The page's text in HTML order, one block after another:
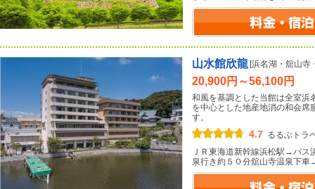
山水館欣龍 [浜名湖・舘山寺
20,900円～56,100円
和風を基調とした当館は全室浜
を中心とした地産地消の和会席
す。
4.7 るるぶトラ
ＪＲ東海道新幹線浜松駅→バス
泉行き約５０分舘山寺温泉下